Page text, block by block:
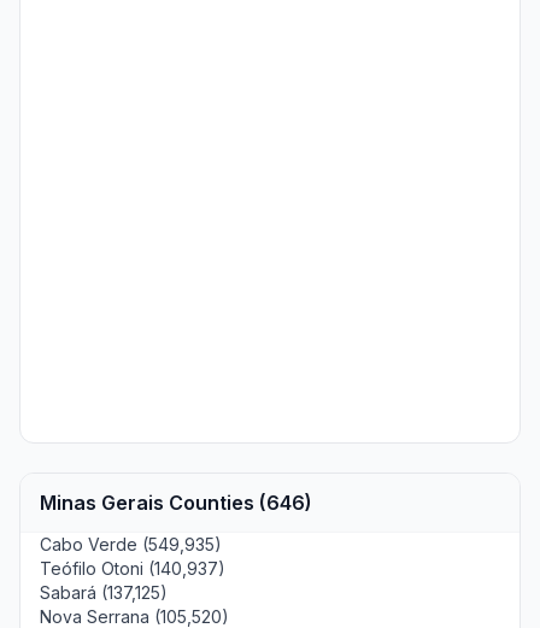
Minas Gerais Counties (646)
Cabo Verde (549,935)
Teófilo Otoni (140,937)
Sabará (137,125)
Nova Serrana (105,520)